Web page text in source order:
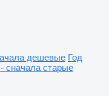
дешевые Год
сначала старые